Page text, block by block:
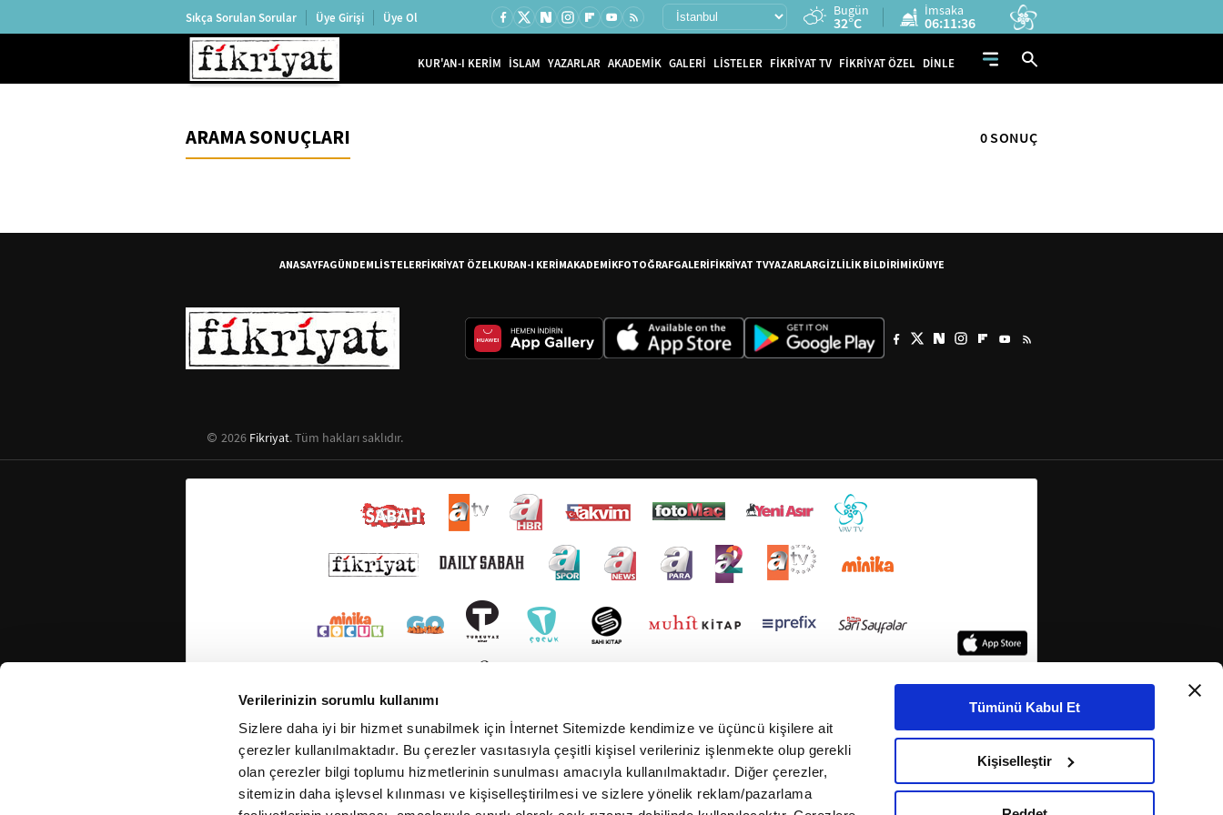
Verilerinizin sorumlu kullanımı
Sizlere daha iyi bir hizmet sunabilmek için İnternet Sitemizde kendimize ve üçüncü kişilere ait
çerezler kullanılmaktadır. Bu çerezler vasıtasıyla çeşitli kişisel verileriniz işlenmekte olup gerekli
olan çerezler bilgi toplumu hizmetlerinin sunulması amacıyla kullanılmaktadır. Diğer çerezler,
sitemizin daha işlevsel kılınması ve kişiselleştirilmesi ve sizlere yönelik reklam/pazarlama
Tümünü Kabul Et
Kişiselleştir
Sıkça Sorulan Sorular Üye Girişi Üye Ol Bugün
32°C
İmsaka
06:11:36
KUR'AN-I KERİM İSLAM YAZARLAR AKADEMİK GALERİ LİSTELER FİKRİYAT TV FİKRİYAT ÖZEL DİNLE
ARAMA SONUÇLARI 0 SONUÇ
ANASAYFAGÜNDEMLİSTELERFİKRİYAT ÖZELKURAN-I KERİMAKADEMİKFOTOĞRAFGALERİFİKRİYAT TVYAZARLARGİZLİLİK BİLDİRİMİKÜNYE
2026 Fikriyat. Tüm hakları saklıdır.